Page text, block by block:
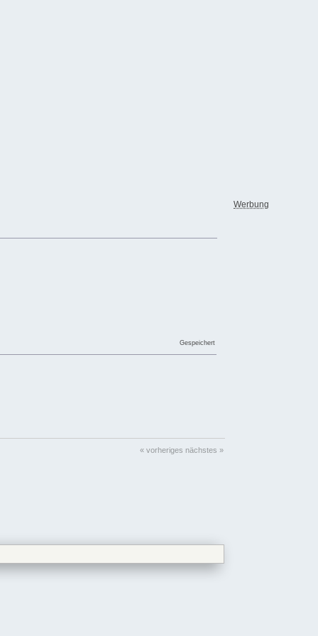
Gespeichert
« vorheriges nächstes »
Werbung